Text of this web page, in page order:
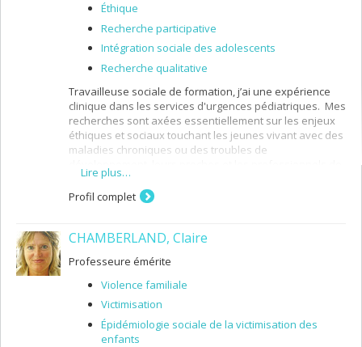
Éthique
Recherche participative
Intégration sociale des adolescents
Recherche qualitative
Travailleuse sociale de formation, j’ai une expérience
clinique dans les services d'urgences pédiatriques. Mes
recherches sont axées essentiellement sur les enjeux
éthiques et sociaux touchant les jeunes vivant avec des
maladies chroniques ou des troubles de
la santé et de services sociaux. Mon programme de
recherche vise à lier le développement de la théorie du
travail social et des meilleures pratiques à l'éthique
recherche, je privilégie une approche collaborative,
du travail social, axées sur la croissance et préoccupées
par l'impact de l'environnement social sur le bien-être.
Lire plus…
Profil complet
CHAMBERLAND, Claire
Professeure émérite
Violence familiale
Victimisation
Épidémiologie sociale de la victimisation des
enfants